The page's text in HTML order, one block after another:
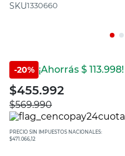
:1330660
-20% ¡Ahorrás $ 113.998!
$455.992
$569.990
PRECIO SIN IMPUESTOS NACIONALES:
$471.066,12